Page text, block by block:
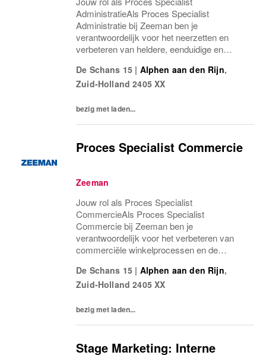
AdministratieAls Proces Specialist
Administratie bij Zeeman ben je
verantwoordelijk voor het neerzetten en
verbeteren van heldere, eenduidige en
onze winkels. Jij zorgt ervoor dat de basis
klopt. Niet alleen op papier,...
De Schans 15 | Alphen aan den Rijn,
Zuid-Holland 2405 XX
bezig met laden...
Proces Specialist Commercie
Zeeman
Jouw rol als Proces Specialist
CommercieAls Proces Specialist
Commercie bij Zeeman ben je
verantwoordelijk voor het verbeteren van
commerciële winkelprocessen en de
praktijk. Jij zorgt ervoor dat commerciële
richtlijnen niet alleen duidelijk zijn, maar
De Schans 15 | Alphen aan den Rijn,
Zuid-Holland 2405 XX
bezig met laden...
Stage Marketing: Interne